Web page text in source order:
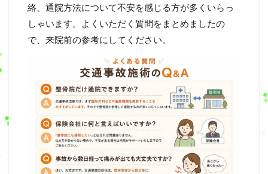
絡、通院方法について不安を感じる方が多くいらっ
しゃいます。よくいただく質問をまとめましたの
で、来院前の参考にしてください。